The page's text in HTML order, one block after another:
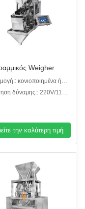
Weigher
κονιοποιημένα ή
μικρά κοκκώδη
δύναμης:: 220V/110V,
την καλύτερη τιμή